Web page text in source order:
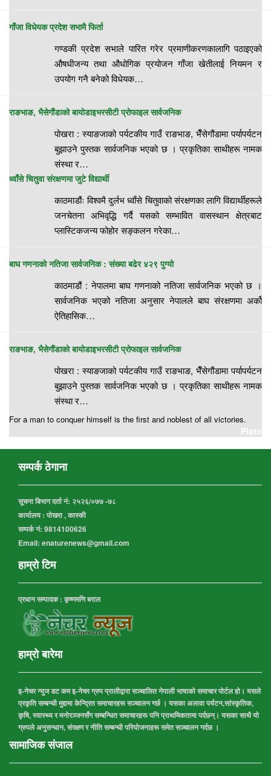
गाँजा विधेयक प्रदेश सभामै फिर्ता
गण्डकी प्रदेश सभाले पारित गरेर प्रमाणीकरणकालागि पठाइएको
औषधीजन्य तथा औधोगिक प्रयोजन गाँजा खेतीलाई नियमन र
उपयोग गनै बनेको विधेयक…
राङभाङ, भैसेगौंडाको बायोडाइभरसीटी प्रोफाइल सार्वजनिक
पोखरा : स्याङजाको पर्यटकीय गाउँ राङभाङ, भैँसेगौंडामा पर्यापर्यटन
बुझाउने पुस्तक सार्वजनिक भएको छ । प्रकृतिका साथीहरू नामक
संस्था र…
ध्वाँसे चितुवा संरक्षणमा जुटे विद्यार्थी
काठमाडौंः विश्वमै दुर्लभ ध्वाँसे चितुवाको संरक्षणका लागि विद्यार्थीहरूले
जनचेतना अभिवृद्धि गर्दै यसको सम्भावित वासस्थान क्षेत्रबाट
प्लास्टिकजन्य फोहोर सङ्कलन गरेका…
बाघ गणनाको नतिजा सार्वजनिक : संख्या बढेर ४२९ पुग्यो
काठमाडौं : नेपालमा बाघ गणनाको नतिजा सार्वजनिक भएको छ ।
सार्वजनिक भएको नतिजा अनुसार नेपालले बाघ संरक्षणमा अर्को
ऐतिहासिक…
राङभाङ, भैसेगौंडाको बायोडाइभरसीटी प्रोफाइल सार्वजनिक
पोखरा : स्याङजाको पर्यटकीय गाउँ राङभाङ, भैँसेगौंडामा पर्यापर्यटन
बुझाउने पुस्तक सार्वजनिक भएको छ । प्रकृतिका साथीहरू नामक
संस्था र…
For a man to conquer himself is the first and noblest of all victories.
Plato
सम्पर्क ठेगाना
सूचना बिभाग दर्ता नं: २५२६/०७७ -७८
कार्यालय : पोखरा , कास्की
सम्पर्क नं: 9814100626
Email: enaturenews@gmail.com
हाम्रो टिम
प्रधान सम्पादक : कृष्णमणि बराल
हाम्रो बारेमा
इ-नेचर न्युज डट कम इ-नेचर ग्रुप प्रालीद्वारा सञ्चालित नेपाली भाषाको समाचार पोर्टल हो। यसले
प्रकृति सम्बन्धी मुद्दामा केन्द्रित समाचारहरू सञ्चालन गर्छ । यसका अलावा पर्यटन,सांस्कृतिक,
कृषि, स्वास्थ्य र मनोरञ्जनसँग सम्बन्धित समाचारहरू पनि प्राथमिकतामा पर्दछन्। यसका साथै यो
ग्रुपले अनुसन्धान, संरक्षण र नीति सम्बन्धी परियोजनाहरू समेत सञ्चालन गर्दछ ।
सामाजिक संजाल